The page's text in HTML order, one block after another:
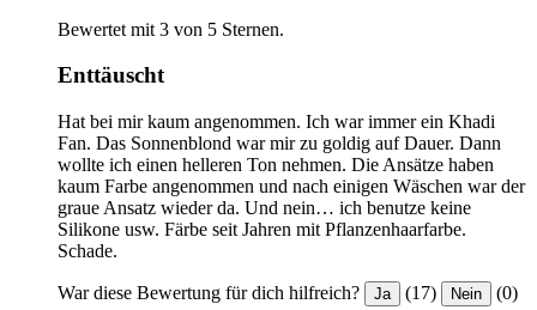
Bewertet mit 3 von 5 Sternen.
Enttäuscht
Hat bei mir kaum angenommen. Ich war immer ein Khadi
Fan. Das Sonnenblond war mir zu goldig auf Dauer. Dann
wollte ich einen helleren Ton nehmen. Die Ansätze haben
kaum Farbe angenommen und nach einigen Wäschen war der
graue Ansatz wieder da. Und nein… ich benutze keine
Silikone usw. Färbe seit Jahren mit Pflanzenhaarfarbe.
Schade.
War diese Bewertung für dich hilfreich? Ja (17) Nein (0)